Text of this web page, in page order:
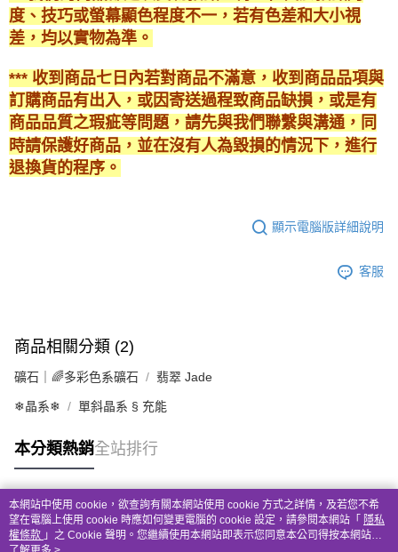
度、技巧或螢幕顯色程度不一，若有色差和大小視
差，均以實物為準。
*** 收到商品七日內若對商品不滿意，收到商品品項與
訂購商品有出入，或因寄送過程致商品缺損，或是有
商品品質之瑕疵等問題，請先與我們聯繫與溝通，同
時請保護好商品，並在沒有人為毀損的情況下，進行
退換貨的程序。
顯示電腦版詳細說明
客服
商品相關分類 (2)
礦石｜🌈多彩色系礦石 翡翠 Jade
❄晶系❄ 單斜晶系 § 充能
本分類熱銷全站排行
熱門標籤
本網站中使用 cookie，欲查詢有關本網站使用 cookie 方式之詳情，及若您不希
望在電腦上使用 cookie 時應如何變更電腦的 cookie 設定，請參閱本網站「 隱私
權條款 」之 Cookie 聲明。您繼續使用本網站即表示您同意本公司得按本網站使